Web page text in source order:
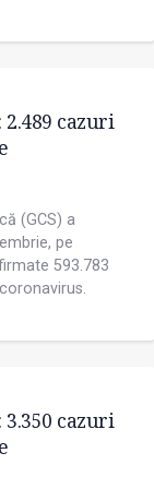
cazuri
(GCS) a
pe
593.783
cazuri